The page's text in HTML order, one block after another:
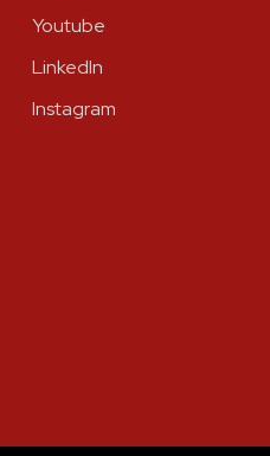
Youtube
LinkedIn
Instagram